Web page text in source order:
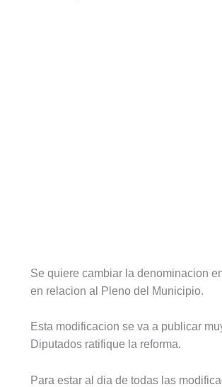
Se quiere cambiar la denominacion
en relacion al Pleno del Municipio.
Esta modificacion se va a publicar
Diputados ratifique la reforma.
Para estar al dia de todas las